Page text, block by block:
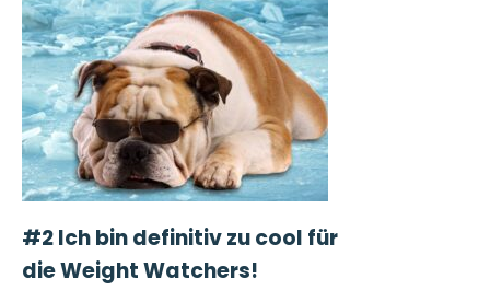
#2 Ich bin definitiv zu cool für
die Weight Watchers!